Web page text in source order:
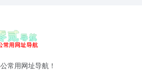
常用网址导航！